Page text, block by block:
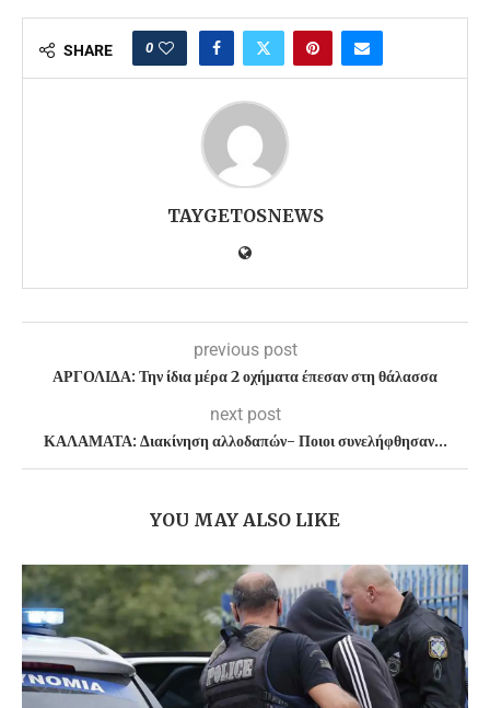
SHARE 0
TAYGETOSNEWS
previous post
ΑΡΓΟΛΙΔΑ: Την ίδια μέρα 2 οχήματα έπεσαν στη θάλασσα
next post
ΚΑΛΑΜΑΤΑ: Διακίνηση αλλοδαπών- Ποιοι συνελήφθησαν…
YOU MAY ALSO LIKE